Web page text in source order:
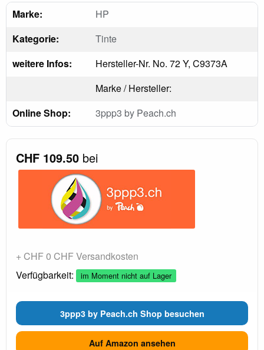
Marke:
HP
Kategorie:
Tinte
weitere Infos:
Hersteller-Nr. No. 72 Y, C9373A
Marke / Hersteller:
Online Shop:
3ppp3 by Peach.ch
CHF 109.50 bei
+ CHF 0 CHF Versandkosten
Verfügbarkeit:
im Moment nicht auf Lager
3ppp3 by Peach.ch Shop besuchen
Auf Amazon ansehen